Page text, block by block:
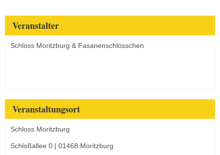
Veranstalter
Schloss Moritzburg & Fasanenschlösschen
Veranstaltungsort
Schloss Moritzburg
Schloßallee 0 | 01468 Moritzburg